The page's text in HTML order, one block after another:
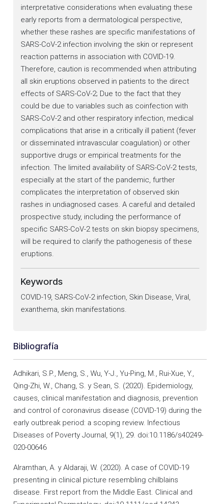
interpretative considerations when evaluating these
early reports from a dermatological perspective,
whether these rashes are specific manifestations of
SARS-CoV-2 infection involving the skin or represent
reaction patterns in association with COVID-19.
Therefore, caution is recommended when attributing
all skin eruptions observed in patients to the direct
effects of SARS-CoV-2; Due to the fact that they
could be due to variables such as coinfection with
SARS-CoV-2 and other respiratory infection, medical
complications that arise in a critically ill patient (fever
or disseminated intravascular coagulation) or other
supportive drugs or empirical treatments for the
infection. The limited availability of SARS-CoV-2 tests,
especially at the start of the pandemic, further
complicates the interpretation of observed skin
rashes in undiagnosed cases. A careful and detailed
prospective study, including the performance of
specific SARS-CoV-2 tests on skin biopsy specimens,
will be required to clarify the pathogenesis of these
eruptions.
Keywords
COVID-19, SARS-CoV-2 infection, Skin Disease, Viral,
exanthema, skin manifestations.
Bibliografía
Adhikari, S.P., Meng, S., Wu, Y-J., Yu-Ping, M., Rui-Xue, Y.,
Qing-Zhi, W., Chang, S. y Sean, S. (2020). Epidemiology,
causes, clinical manifestation and diagnosis, prevention
and control of coronavirus disease (COVID-19) during the
early outbreak period: a scoping review. Infectious
Diseases of Poverty Journal, 9(1), 29. doi:10.1186/s40249-
020-00646
Alramthan, A. y Aldaraji, W. (2020). A case of COVID-19
presenting in clinical picture resembling chilblains
disease. First report from the Middle East. Clinical and